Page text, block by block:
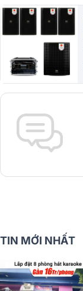
TIN MỚI NHẤT